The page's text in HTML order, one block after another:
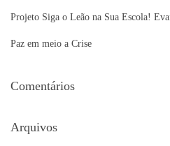
Projeto Siga o Leão na Sua Escola!
Paz em meio a Crise
Comentários
Arquivos